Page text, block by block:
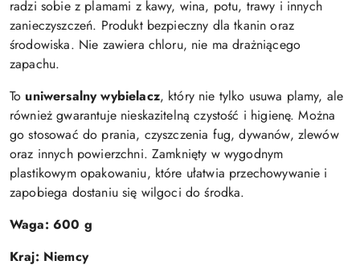
radzi sobie z plamami z kawy, wina, potu, trawy i innych
zanieczyszczeń. Produkt bezpieczny dla tkanin oraz
środowiska. Nie zawiera chloru, nie ma drażniącego
zapachu.
To uniwersalny wybielacz, który nie tylko usuwa plamy, ale
również gwarantuje nieskazitelną czystość i higienę. Można
go stosować do prania, czyszczenia fug, dywanów, zlewów
oraz innych powierzchni. Zamknięty w wygodnym
plastikowym opakowaniu, które ułatwia przechowywanie i
zapobiega dostaniu się wilgoci do środka.
Waga: 600 g
Kraj: Niemcy